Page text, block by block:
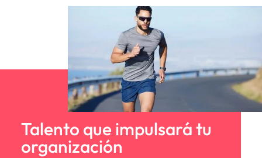
Talento que impulsará tu
organización